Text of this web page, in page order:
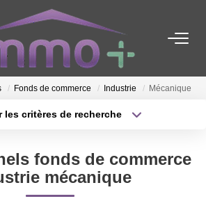
ACHETER
LOUER
FAIRE GÉRER
ESTIMER
Fonds de commerce Industrie Mécanique
les critères de recherche
Surface min
fonds de commerce
mécanique